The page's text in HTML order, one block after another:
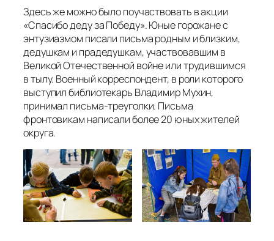
Здесь же можно было поучаствовать в акции
«Спасибо деду за Победу». Юные горожане с
энтузиазмом писали письма родным и близким,
дедушкам и прадедушкам, участвовавшим в
Великой Отечественной войне или трудившимся
в тылу. Военный корреспондент, в роли которого
выступил библиотекарь Владимир Мухин,
принимал письма-треуголки. Письма
фронтовикам написали более 20 юных жителей
округа.